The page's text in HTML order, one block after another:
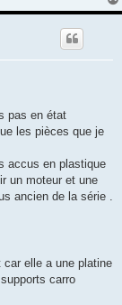
pas en état
les pièces que je
accus en plastique
un moteur et une
ancien de la série .
car elle a une platine
carro